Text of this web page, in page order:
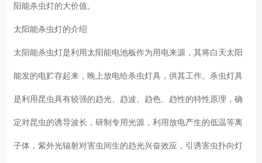
阳能杀虫灯的大价值。
太阳能杀虫灯的介绍
太阳能杀虫灯是利用太阳能电池板作为用电来源，其将白天太阳
能发的电贮存起来，晚上放电给杀虫灯具，供其工作。杀虫灯具
是利用昆虫具有较强的趋光、趋波、趋色、趋性的特性原理，确
定对昆虫的诱导波长，研制专用光源，利用放电产生的低温等离
子体，紫外光辐射对害虫间生的趋光兴奋效应，引诱害虫扑向灯